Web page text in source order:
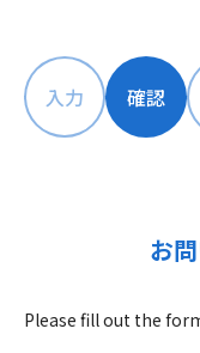
入力 確認
お
Please fill out the